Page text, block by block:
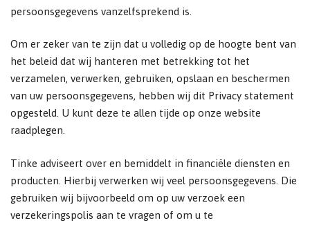
persoonsgegevens vanzelfsprekend is.
Om er zeker van te zijn dat u volledig op de hoogte bent van
het beleid dat wij hanteren met betrekking tot het
verzamelen, verwerken, gebruiken, opslaan en beschermen
van uw persoonsgegevens, hebben wij dit Privacy statement
opgesteld. U kunt deze te allen tijde op onze website
raadplegen.
Tinke adviseert over en bemiddelt in financiële diensten en
producten. Hierbij verwerken wij veel persoonsgegevens. Die
gebruiken wij bijvoorbeeld om op uw verzoek een
verzekeringspolis aan te vragen of om u te